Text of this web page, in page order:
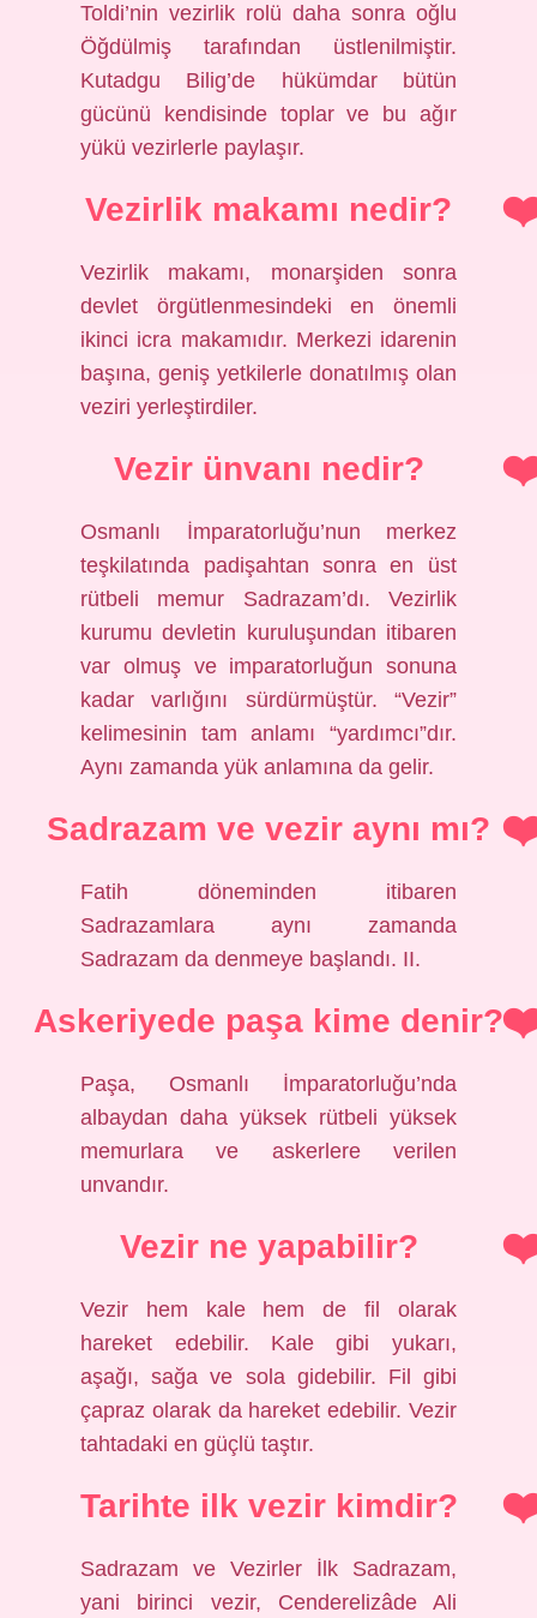
Toldi’nin vezirlik rolü daha sonra oğlu
Öğdülmiş tarafından üstlenilmiştir.
Kutadgu Bilig’de hükümdar bütün
gücünü kendisinde toplar ve bu ağır
yükü vezirlerle paylaşır.
Vezirlik makamı nedir?
Vezirlik makamı, monarşiden sonra
devlet örgütlenmesindeki en önemli
ikinci icra makamıdır. Merkezi idarenin
başına, geniş yetkilerle donatılmış olan
veziri yerleştirdiler.
Vezir ünvanı nedir?
Osmanlı İmparatorluğu’nun merkez
teşkilatında padişahtan sonra en üst
rütbeli memur Sadrazam’dı. Vezirlik
kurumu devletin kuruluşundan itibaren
var olmuş ve imparatorluğun sonuna
kadar varlığını sürdürmüştür. “Vezir”
kelimesinin tam anlamı “yardımcı”dır.
Aynı zamanda yük anlamına da gelir.
Sadrazam ve vezir aynı mı?
Fatih döneminden itibaren
Sadrazamlara aynı zamanda
Sadrazam da denmeye başlandı. II.
Askeriyede paşa kime denir?
Paşa, Osmanlı İmparatorluğu’nda
albaydan daha yüksek rütbeli yüksek
memurlara ve askerlere verilen
unvandır.
Vezir ne yapabilir?
Vezir hem kale hem de fil olarak
hareket edebilir. Kale gibi yukarı,
aşağı, sağa ve sola gidebilir. Fil gibi
çapraz olarak da hareket edebilir. Vezir
tahtadaki en güçlü taştır.
Tarihte ilk vezir kimdir?
Sadrazam ve Vezirler İlk Sadrazam,
yani birinci vezir, Cenderelizâde Ali